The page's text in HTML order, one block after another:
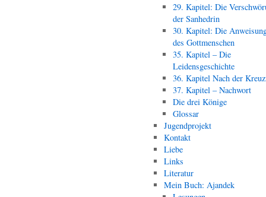
29. Kapitel: Die
der Sanhedrin
30. Kapitel: Die
des Gottmenschen
35. Kapitel – Die
Leidensgeschichte
36. Kapitel Nach der
37. Kapitel – Nachwort
Die drei Könige
Glossar
Jugendprojekt
Kontakt
Liebe
Links
Literatur
Mein Buch: Ajandek